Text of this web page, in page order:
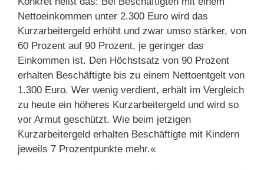
Nettoeinkommen unter 2.300 Euro wird das
Kurzarbeitergeld erhöht und zwar umso stärker, von
60 Prozent auf 90 Prozent, je geringer das
Einkommen ist. Den Höchstsatz von 90 Prozent
erhalten Beschäftigte bis zu einem Nettoentgelt von
1.300 Euro. Wer wenig verdient, erhält im Vergleich
zu heute ein höheres Kurzarbeitergeld und wird so
vor Armut geschützt. Wie beim jetzigen
Kurzarbeitergeld erhalten Beschäftigte mit Kindern
jeweils 7 Prozentpunkte mehr.«